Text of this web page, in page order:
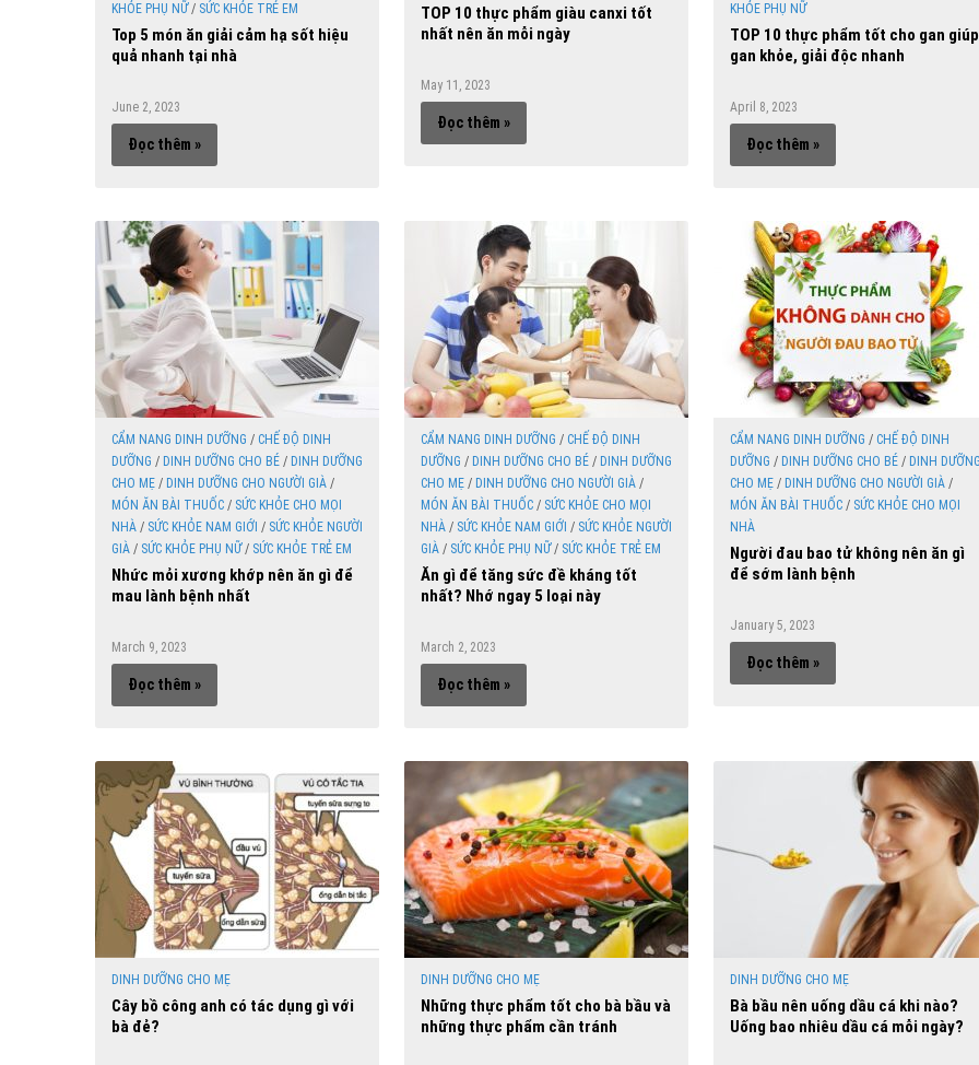
KHỎE PHỤ NỮ/ SỨC KHỎE TRẺ EM
Top 5 món ăn giải cảm hạ sốt hiệu
quả nhanh tại nhà
June 2, 2023
Đọc thêm »
TOP 10 thực phẩm giàu canxi tốt
nhất nên ăn mỗi ngày
May 11, 2023
Đọc thêm »
KHỎE PHỤ NỮ
TOP 10 thực phẩm tốt cho gan giúp
gan khỏe, giải độc nhanh
April 8, 2023
Đọc thêm »
CẨM NANG DINH DƯỠNG / CHẾ ĐỘ DINH
DƯỠNG / DINH DƯỠNG CHO BÉ / DINH DƯỠNG
CHO MẸ / DINH DƯỠNG CHO NGƯỜI GIÀ /
MÓN ĂN BÀI THUỐC / SỨC KHỎE CHO MỌI
NHÀ / SỨC KHỎE NAM GIỚI / SỨC KHỎE NGƯỜI
GIÀ / SỨC KHỎE PHỤ NỮ/ SỨC KHỎE TRẺ EM
Nhức mỏi xương khớp nên ăn gì để
mau lành bệnh nhất
March 9, 2023
Đọc thêm »
CẨM NANG DINH DƯỠNG / CHẾ ĐỘ DINH
DƯỠNG / DINH DƯỠNG CHO BÉ / DINH DƯỠNG
CHO MẸ / DINH DƯỠNG CHO NGƯỜI GIÀ /
MÓN ĂN BÀI THUỐC / SỨC KHỎE CHO MỌI
NHÀ / SỨC KHỎE NAM GIỚI / SỨC KHỎE NGƯỜI
GIÀ / SỨC KHỎE PHỤ NỮ/ SỨC KHỎE TRẺ EM
Ăn gì để tăng sức đề kháng tốt
nhất? Nhớ ngay 5 loại này
March 2, 2023
Đọc thêm »
CẨM NANG DINH DƯỠNG / CHẾ ĐỘ DINH
DƯỠNG / DINH DƯỠNG CHO BÉ / DINH
CHO MẸ / DINH DƯỠNG CHO NGƯỜI GIÀ /
MÓN ĂN BÀI THUỐC / SỨC KHỎE CHO MỌI
NHÀ
Người đau bao tử không nên ăn gì
để sớm lành bệnh
January 5, 2023
Đọc thêm »
DINH DƯỠNG CHO MẸ
Cây bồ công anh có tác dụng gì với
bà đẻ?
DINH DƯỠNG CHO MẸ
Những thực phẩm tốt cho bà bầu và
những thực phẩm cần tránh
DINH DƯỠNG CHO MẸ
Bà bầu nên uống dầu cá khi nào?
Uống bao nhiêu dầu cá mỗi ngày?